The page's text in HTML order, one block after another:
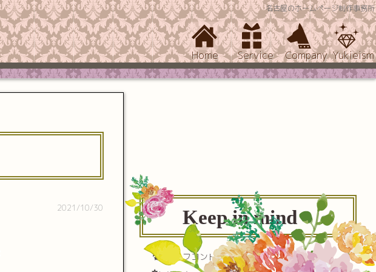
名古屋のホームページ制作事務所
Home Service Company Yukieism
2021/10/30 Keep in mind
セルフコントロール(自己制御)